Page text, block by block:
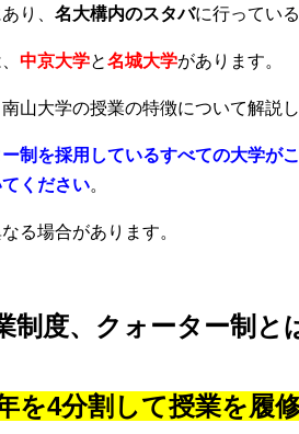
り、 名大構内のスタバに行ってい
中京大学と名城大学があります。
山大学の授業の特徴について解説
制を採用しているすべての大学が
ください。
る場合があります。
制度、クォーター制と
を4分割して授業を履